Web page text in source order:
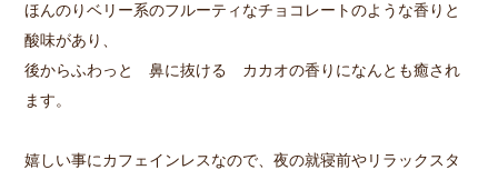
ほんのりベリー系のフルーティなチョコレートのような香りと
酸味があり、
後からふわっと 鼻に抜ける カカオの香りになんとも癒され
ます。
嬉しい事にカフェインレスなので、夜の就寝前やリラックスタ